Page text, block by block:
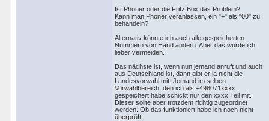
Ist Phoner oder die Fritz!Box das Problem?
Kann man Phoner veranlassen, ein "+" als "00" zu
behandeln?
Alternativ könnte ich auch alle gespeicherten
Nummern von Hand ändern. Aber das würde ich
lieber vermeiden.
Das nächste ist, wenn nun jemand anruft und auch
aus Deutschland ist, dann gibt er ja nicht die
Landesvorwahl mit. Jemand im selben
Vorwahlbereich, den ich als +498071xxxx
gespeichert habe schickt nur den xxxx Teil mit.
Dieser sollte aber trotzdem richtig zugeordnet
werden. Ob das funktioniert habe ich noch nicht
überprüft.